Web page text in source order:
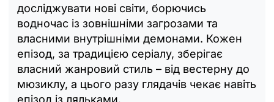
досліджувати нові світи, борючись
водночас із зовнішніми загрозами та
власними внутрішніми демонами. Кожен
епізод, за традицією серіалу, зберігає
власний жанровий стиль – від вестерну до
мюзиклу, а цього разу глядачів чекає навіть
епізод із ляльками.